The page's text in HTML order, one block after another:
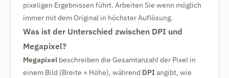
pixeligen Ergebnissen führt. Arbeiten Sie wenn möglich
immer mit dem Original in höchster Auflösung.
Was ist der Unterschied zwischen DPI und
Megapixel?
Megapixel beschreiben die Gesamtanzahl der Pixel in
einem Bild (Breite × Höhe), während DPIangibt, wie